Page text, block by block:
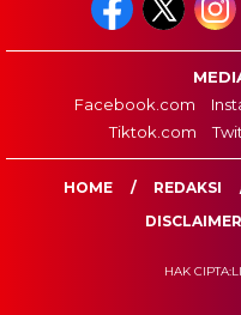
Facebook.com
Tiktok.com
HOME REDAKSI
DISCLAIMER
HAK